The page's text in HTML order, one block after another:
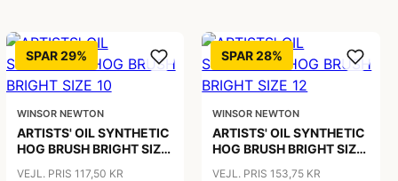
SPAR 29%
WINSOR NEWTON
ARTISTS' OIL SYNTHETIC
HOG BRUSH BRIGHT SIZE
VEJL. PRIS 117,50 KR
SPAR 28%
WINSOR NEWTON
ARTISTS' OIL SYNTHETIC
HOG BRUSH BRIGHT SIZE
VEJL. PRIS 153,75 KR